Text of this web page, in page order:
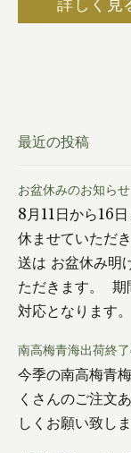
詳しく見
最近の投稿
お盆休みのお知らせ
8月11日から16
休ませていただ
送は お盆休み明
ただきます。 期
対応となります。
南高梅青海出荷終
今季の南高梅青
くさんのご注文
しくお願い致しま